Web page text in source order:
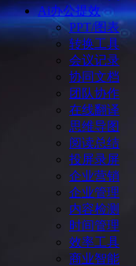
Ai办公提效
PPT/图表
转换工具
会议记录
协同文档
团队协作
在线翻译
思维导图
阅读总结
投屏录屏
企业营销
企业管理
内容检测
时间管理
效率工具
商业智能